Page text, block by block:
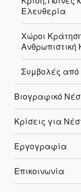
Ελευθερία
Χώροι
Ανθρωπιστική
Συμβολές από
Βιογραφικό
Κρίσεις για
Εργογραφία
Επικοινωνία